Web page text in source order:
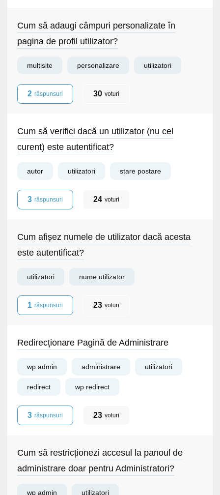
Cum să adaugi câmpuri personalizate în
pagina de profil utilizator?
multisite personalizare utilizatori
2 răspunsuri 30 voturi
Cum să verifici dacă un utilizator (nu cel
curent) este autentificat?
autor utilizatori stare postare
3 răspunsuri 24 voturi
Cum afișez numele de utilizator dacă acesta
este autentificat?
utilizatori nume utilizator
1 răspunsuri 23 voturi
Redirecționare Pagină de Administrare
wp admin administrare utilizatori
redirect wp redirect
3 răspunsuri 23 voturi
Cum să restricționezi accesul la panoul de
administrare doar pentru Administratori?
wp admin utilizatori